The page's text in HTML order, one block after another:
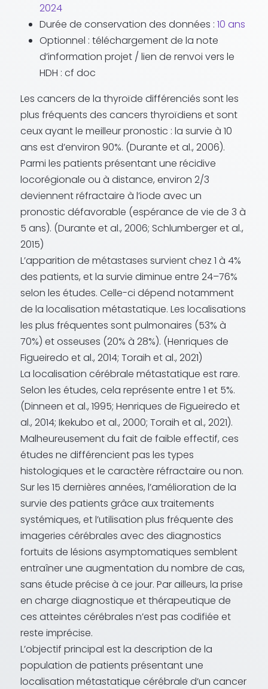
2024
Durée de conservation des données :10 ans
Optionnel : téléchargement de la note
d’information projet / lien de renvoi vers le
HDH : cf doc
Les cancers de la thyroïde différenciés sont les
plus fréquents des cancers thyroïdiens et sont
ceux ayant le meilleur pronostic : la survie à 10
ans est d’environ 90%. (Durante et al., 2006).
Parmi les patients présentant une récidive
locorégionale ou à distance, environ 2/3
deviennent réfractaire à l’iode avec un
pronostic défavorable (espérance de vie de 3 à
5 ans). (Durante et al., 2006; Schlumberger et al.,
2015)
L’apparition de métastases survient chez 1 à 4%
des patients, et la survie diminue entre 24–76%
selon les études. Celle-ci dépend notamment
de la localisation métastatique. Les localisations
les plus fréquentes sont pulmonaires (53% à
70%) et osseuses (20% à 28%). (Henriques de
Figueiredo et al., 2014; Toraih et al., 2021)
La localisation cérébrale métastatique est rare.
Selon les études, cela représente entre 1 et 5%.
(Dinneen et al., 1995; Henriques de Figueiredo et
al., 2014; Ikekubo et al., 2000; Toraih et al., 2021).
Malheureusement du fait de faible effectif, ces
études ne différencient pas les types
histologiques et le caractère réfractaire ou non.
Sur les 15 dernières années, l’amélioration de la
survie des patients grâce aux traitements
systémiques, et l’utilisation plus fréquente des
imageries cérébrales avec des diagnostics
fortuits de lésions asymptomatiques semblent
entraîner une augmentation du nombre de cas,
sans étude précise à ce jour. Par ailleurs, la prise
en charge diagnostique et thérapeutique de
ces atteintes cérébrales n’est pas codifiée et
reste imprécise.
L’objectif principal est la description de la
population de patients présentant une
localisation métastatique cérébrale d’un cancer